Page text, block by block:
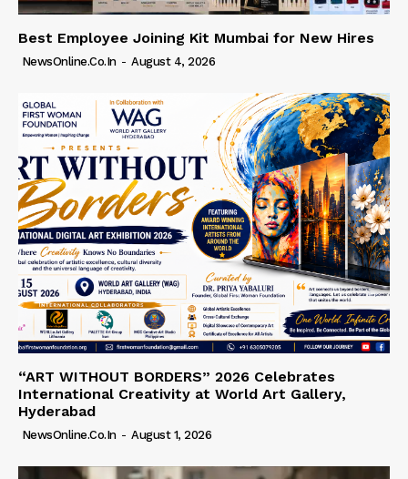
Best Employee Joining Kit Mumbai for New Hires
NewsOnline.co.in - August 4, 2026
“ART WITHOUT BORDERS” 2026 Celebrates
International Creativity at World Art Gallery,
Hyderabad
NewsOnline.co.in - August 1, 2026